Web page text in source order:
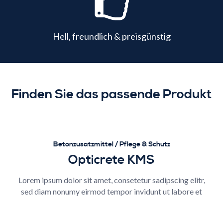
Hell, freundlich & preisgünstig
Finden Sie das passende Produkt
Betonzusatzmittel / Pflege & Schutz
Opticrete KMS
Lorem ipsum dolor sit amet, consetetur sadipscing elitr,
sed diam nonumy eirmod tempor invidunt ut labore et